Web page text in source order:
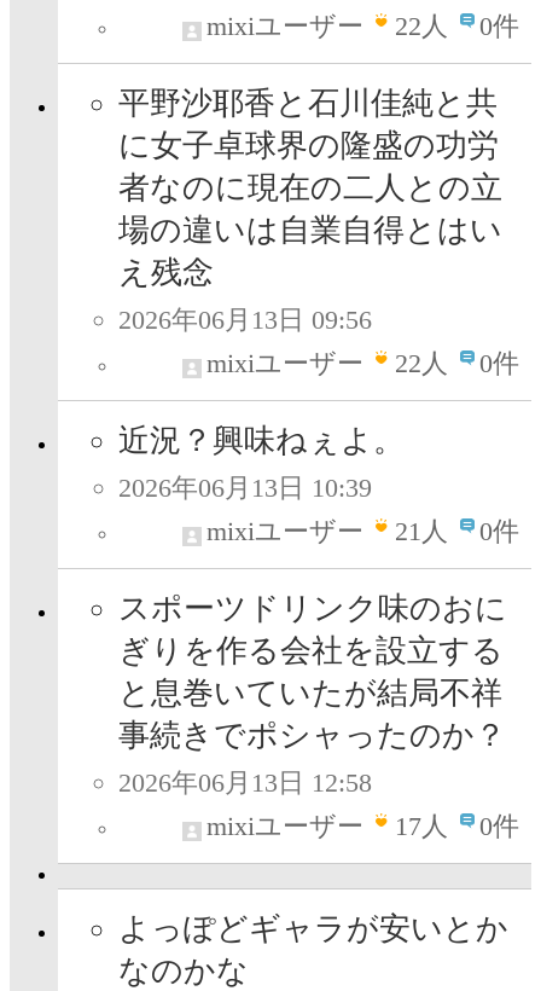
mixiユーザー
22人 0件
平野沙耶香と石川佳純と共
に女子卓球界の隆盛の功労
者なのに現在の二人との立
場の違いは自業自得とはい
え残念
2026年06月13日 09:56
mixiユーザー
22人 0件
近況？興味ねぇよ。
2026年06月13日 10:39
mixiユーザー
21人 0件
スポーツドリンク味のおに
ぎりを作る会社を設立する
と息巻いていたが結局不祥
事続きでポシャったのか？
2026年06月13日 12:58
mixiユーザー
17人 0件
よっぽどギャラが安いとか
なのかな